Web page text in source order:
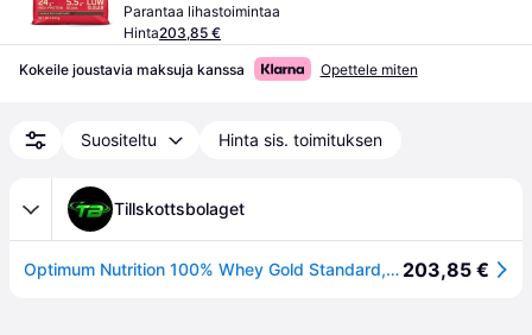
Parantaa lihastoimintaa
Hinta203,85 €
Kokeile joustavia maksuja kanssa Opettele miten
Suositeltu Hinta sis. toimituksen
Tillskottsbolaget
Optimum Nutrition 100% Whey Gold Standard, 4,54 kg (Double Rich Chocol 203,85 €